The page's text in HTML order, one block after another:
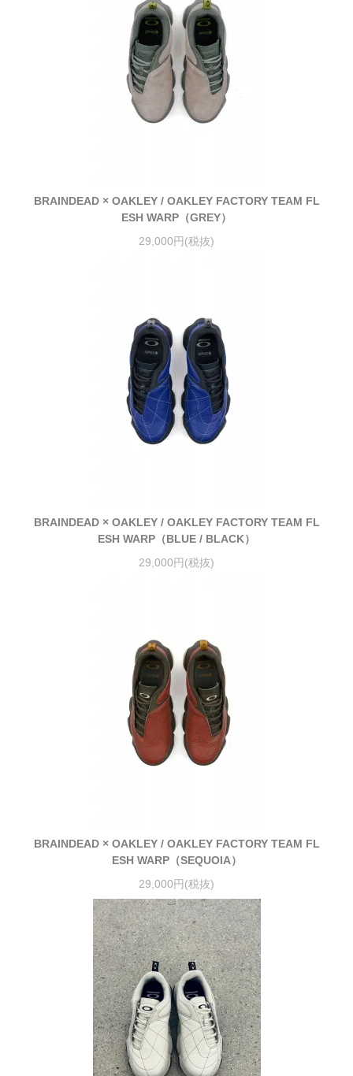
BRAINDEAD × OAKLEY / OAKLEY FACTORY TEAM FL
ESH WARP（GREY）
29,000円(税抜)
BRAINDEAD × OAKLEY / OAKLEY FACTORY TEAM FL
ESH WARP（BLUE / BLACK）
29,000円(税抜)
BRAINDEAD × OAKLEY / OAKLEY FACTORY TEAM FL
ESH WARP（SEQUOIA）
29,000円(税抜)